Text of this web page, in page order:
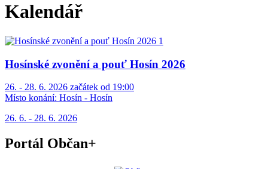
Kalendář
Hosínské zvonění a pouť Hosín 2026
26. - 28. 6. 2026 začátek od 19:00
Místo konání: Hosín - Hosín
26. 6. - 28. 6. 2026
Portál Občan+